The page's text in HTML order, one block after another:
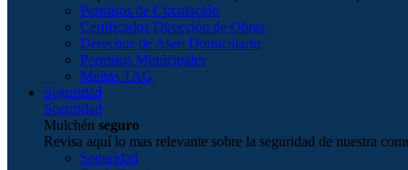
Permisos de Circulación
Certificados Dirección de Obras
Derechos de Aseo Domiciliario
Permisos Municipales
Multas TAG
Seguridad
Seguridad
Mulchén seguro
Revisa aquí lo mas relevante sobre la seguridad de nuestra
Seguridad